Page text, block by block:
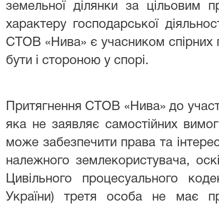
земельної ділянки за цільовим
характеру господарської
СТОВ «Нива» є учасником спірних
бути і стороною у спорі.
Притягнення СТОВ «Нива» до
яка не заявляє самостійних
може забезпечити права та
належного землекористувача,
Цивільного процесуального
України) третя особа не має